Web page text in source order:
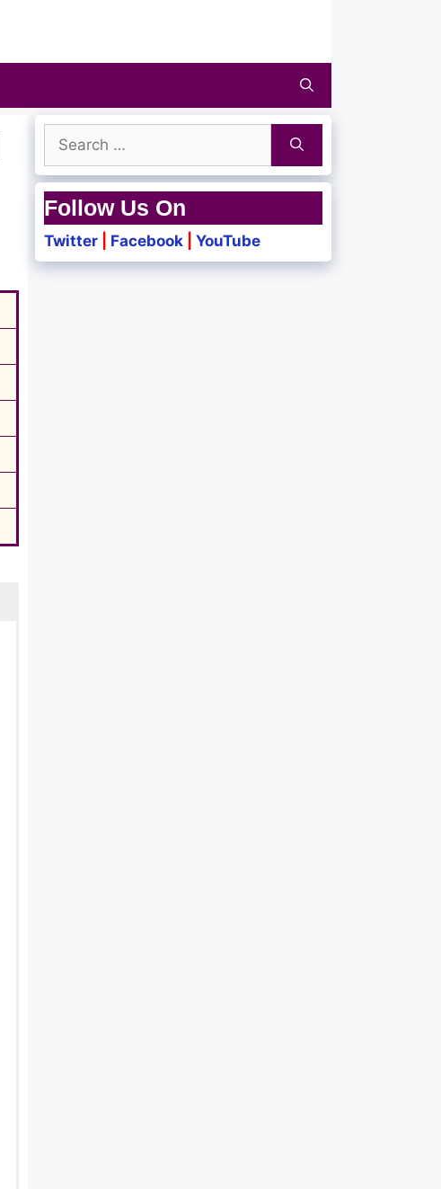
Search
for:
Follow Us On
Twitter Facebook YouTube